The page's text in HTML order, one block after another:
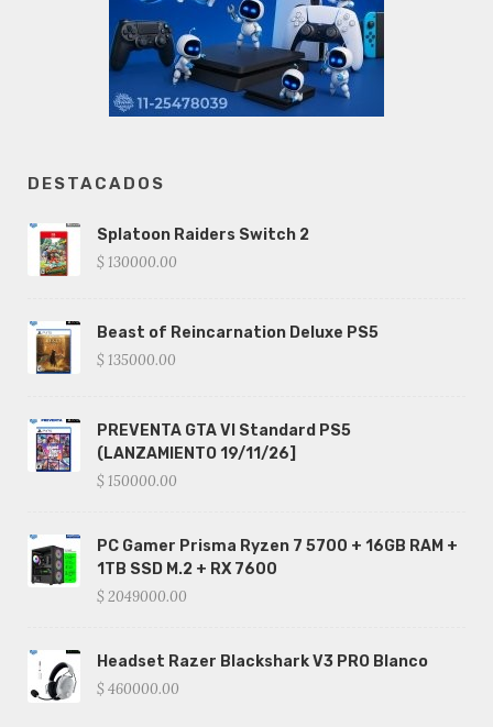
DESTACADOS
Splatoon Raiders Switch 2
$ 130000.00
Beast of Reincarnation Deluxe PS5
$ 135000.00
PREVENTA GTA VI Standard PS5
(LANZAMIENTO 19/11/26]
$ 150000.00
PC Gamer Prisma Ryzen 7 5700 + 16GB RAM +
1TB SSD M.2 + RX 7600
$ 2049000.00
Headset Razer Blackshark V3 PRO Blanco
$ 460000.00